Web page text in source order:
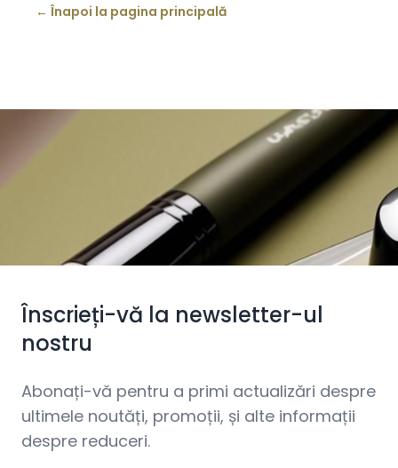
← Înapoi la pagina principală
Înscrieți-vă la newsletter-ul
nostru
Abonați-vă pentru a primi actualizări despre
ultimele noutăți, promoții, și alte informații
despre reduceri.